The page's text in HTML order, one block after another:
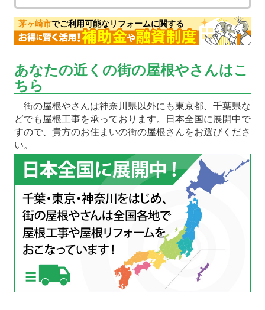
茅ヶ崎市でご利用可能なリフォームに関する
あなたの近くの街の屋根やさんはこ
ちら
街の屋根やさんは神奈川県以外にも東京都、千葉県な
どでも屋根工事を承っております。日本全国に展開中で
すので、貴方のお住まいの街の屋根さんをお選びくださ
い。